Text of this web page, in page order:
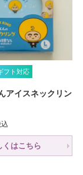
フト対応
アイスネックリン
くはこちら